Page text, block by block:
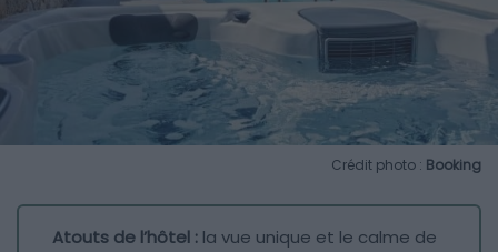
Crédit photo : Booking
Atouts de l’hôtel : la vue unique et le calme de